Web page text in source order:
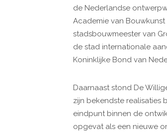
de Nederlandse
Academie van
stadsbouwmeester van
de stad internationale
Koninklijke Bond van
Daarnaast stond De
zijn bekendste realisaties
eindpunt binnen de
opgevat als een nieuwe